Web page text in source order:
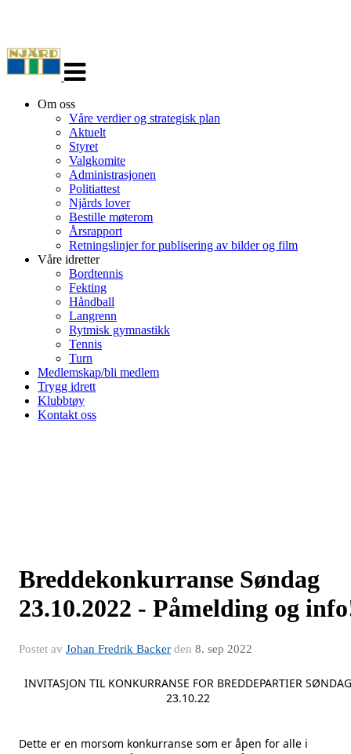
navigasjon
Om oss
Våre verdier og strategisk plan
Aktuelt
Styret
Valgkomite
Administrasjonen
Politiattest
Njårds lover
Bestille møterom
Årsrapport
Retningslinjer for publisering av bilder og film
Våre idretter
Bordtennis
Fekting
Håndball
Langrenn
Rytmisk gymnastikk
Tennis
Turn
Medlemskap/bli medlem
Trygg idrett
Klubbtøy
Kontakt oss
Breddekonkurranse Søndag
23.10.2022 - Påmelding og
Postet av Johan Fredrik Backer den 8. sep 2022
INVITASJON TIL KONKURRANSE FOR BREDDEPARTIER SØNDAG
23.10.22
Dette er en morsom konkurranse som er åpen for alle i